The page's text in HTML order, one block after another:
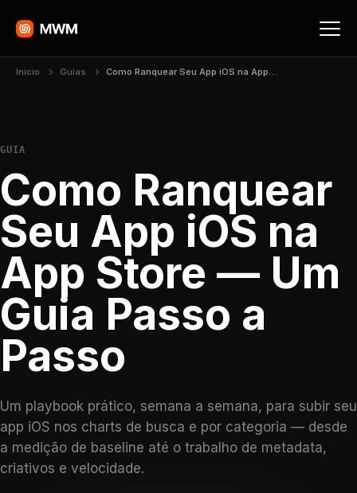
Início Guias Como Ranquear Seu App iOS na App Store — Um Guia Passo a Passo
GUIA
Como Ranquear
Seu App iOS na
App Store — Um
Guia Passo a
Passo
Um playbook prático, semana a semana, para subir seu
app iOS nos charts de busca e por categoria — desde
a medição de baseline até o trabalho de metadata,
criativos e velocidade.